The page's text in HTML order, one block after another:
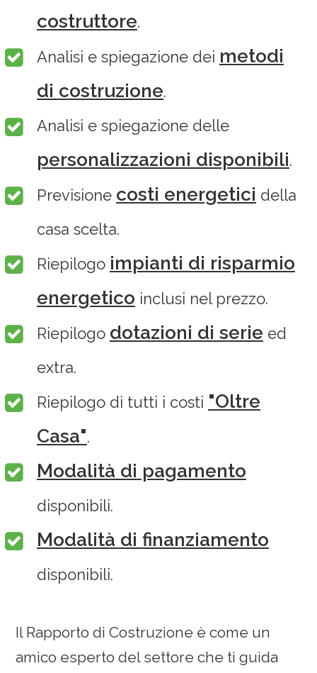
costruttore.
Analisi e spiegazione dei metodi
di costruzione.
Analisi e spiegazione delle
personalizzazioni disponibili.
Previsione costi energetici della
casa scelta.
Riepilogo impianti di risparmio
energetico inclusi nel prezzo.
Riepilogo dotazioni di serie ed
extra.
Riepilogo di tutti i costi "Oltre
Casa".
Modalità di pagamento
disponibili.
Modalità di finanziamento
disponibili.
Il Rapporto di Costruzione è come un
amico esperto del settore che ti guida